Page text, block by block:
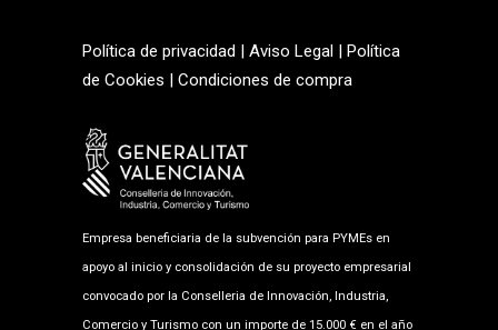
Política de privacidad | Aviso Legal | Política
de Cookies | Condiciones de compra
Empresa beneficiaria de la subvención para PYMEs en
apoyo al inicio y consolidación de su proyecto empresarial
convocado por la Conselleria de Innovación, Industria,
Comercio y Turismo con un importe de 15.000 € en el año